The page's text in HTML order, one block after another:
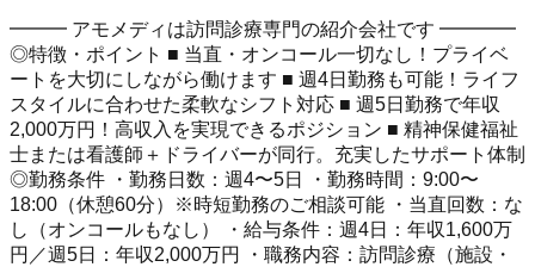
━━━ アモメディは訪問診療専門の紹介会社です ━━━━
◎特徴・ポイント ■ 当直・オンコール一切なし！プライベ
ートを大切にしながら働けます ■ 週4日勤務も可能！ライフ
スタイルに合わせた柔軟なシフト対応 ■ 週5日勤務で年収
2,000万円！高収入を実現できるポジション ■ 精神保健福祉
士または看護師＋ドライバーが同行。充実したサポート体制
◎勤務条件 ・勤務日数：週4〜5日 ・勤務時間：9:00〜
18:00（休憩60分）※時短勤務のご相談可能 ・当直回数：な
し（オンコールもなし） ・給与条件：週4日：年収1,600万
円／週5日：年収2,000万円 ・職務内容：訪問診療（施設・